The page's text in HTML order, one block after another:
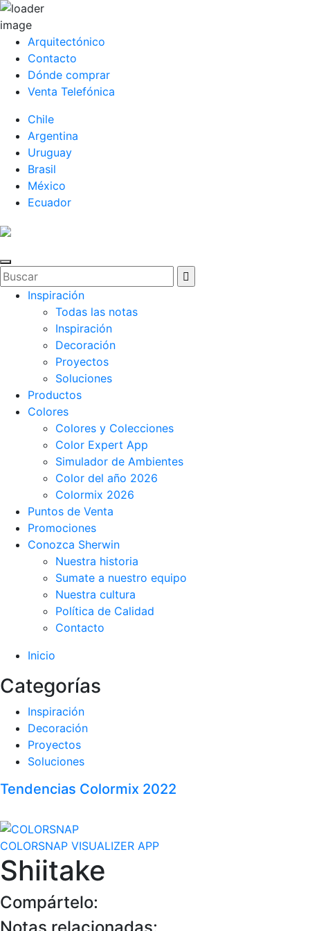
Arquitectónico
Contacto
Dónde comprar
Venta Telefónica
Chile
Argentina
Uruguay
Brasil
México
Ecuador
Inspiración
Todas las notas
Inspiración
Decoración
Proyectos
Soluciones
Productos
Colores
Colores y Colecciones
Color Expert App
Simulador de Ambientes
Color del año 2026
Colormix 2026
Puntos de Venta
Promociones
Conozca Sherwin
Nuestra historia
Sumate a nuestro equipo
Nuestra cultura
Política de Calidad
Contacto
Inicio
Categorías
Inspiración
Decoración
Proyectos
Soluciones
Tendencias Colormix 2022
COLORSNAP VISUALIZER APP
Shiitake
Compártelo:
Notas relacionadas: